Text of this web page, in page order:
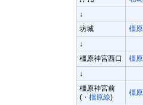
↓
坊城
橿
↓
橿原神宮西口
橿
↓
橿原神宮前
(・ 橿原線)
橿